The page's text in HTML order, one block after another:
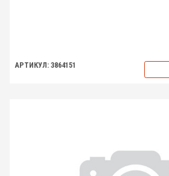
АРТИКУЛ: 3864151